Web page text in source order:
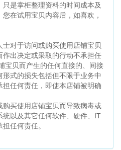
是掌柜整理资料的时间成本及
在试用宝贝内容后，如喜欢，
对于访问或购买使用店铺宝贝
出决定或采取的行动不承担任
宝贝而产生的任何直接的、间接
式的损失包括但不限于业务中
任何责任，即使本店铺被明确
买使用店铺宝贝而导致病毒或
以及其它任何软件、硬件、IT
任何责任。